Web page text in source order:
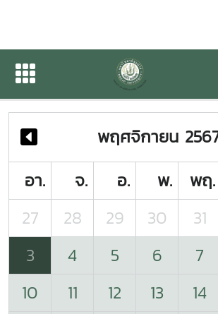
ปฏิทินกิจกรรมของหน่ว
ปฏิทินกิจกรรมของหน่วยงาน
พฤศจิกายน
อา.
จ. อ. พ. พฤ.
27
28 29 30 31
3
4 5 6 7
10
11 12 13 14